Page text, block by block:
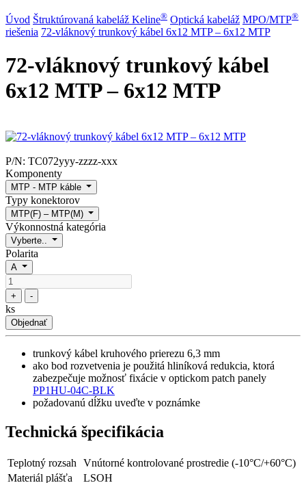
Úvod Štruktúrovaná kabeláž Keline® Optická kabeláž MPO/MTP®
riešenia 72-vláknový trunkový kábel 6x12 MTP – 6x12 MTP
72-vláknový trunkový kábel
6x12 MTP – 6x12 MTP
P/N: TC072yyy-zzzz-xxx
Komponenty
MTP - MTP káble
Typy konektorov
MTP(F) – MTP(M)
Výkonnostná kategória
Vyberte..
Polarita
A
+ -
ks
Objednať
trunkový kábel kruhového prierezu 6,3 mm
ako bod rozvetvenia je použitá hliníková redukcia, ktorá
zabezpečuje možnosť fixácie v optickom patch panely
PP1HU-04C-BLK
požadovanú dĺžku uveďte v poznámke
Technická špecifikácia
Teplotný rozsah
Vnútorné kontrolované prostredie (-10°C/+60°C)
Materiál plášťa
LSOH